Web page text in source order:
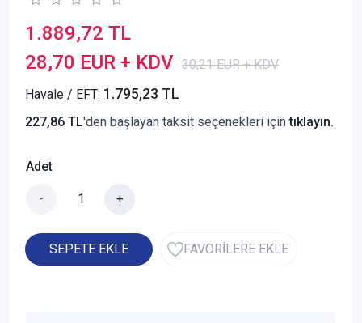
1.889,72 TL
28,70 EUR + KDV 30,21 EUR + KDV
Havale / EFT: 1.795,23 TL
227,86 TL'den başlayan taksit seçenekleri içintıklayın.
Adet
- +
SEPETE EKLE FAVORİLERE EKLE